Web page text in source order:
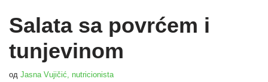
Salata sa povrćem i
tunjevinom
од Jasna Vujičić, nutricionista